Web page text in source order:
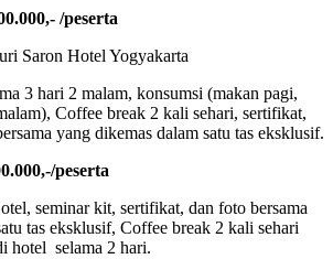
/peserta
Saron Hotel Yogyakarta
3 hari 2 malam, konsumsi (makan pagi,
Coffee break 2 kali sehari, sertifikat,
yang dikemas dalam satu tas eksklusif.
peserta
seminar kit, sertifikat, dan foto bersama
tas eksklusif, Coffee break 2 kali sehari
hotel selama 2 hari.